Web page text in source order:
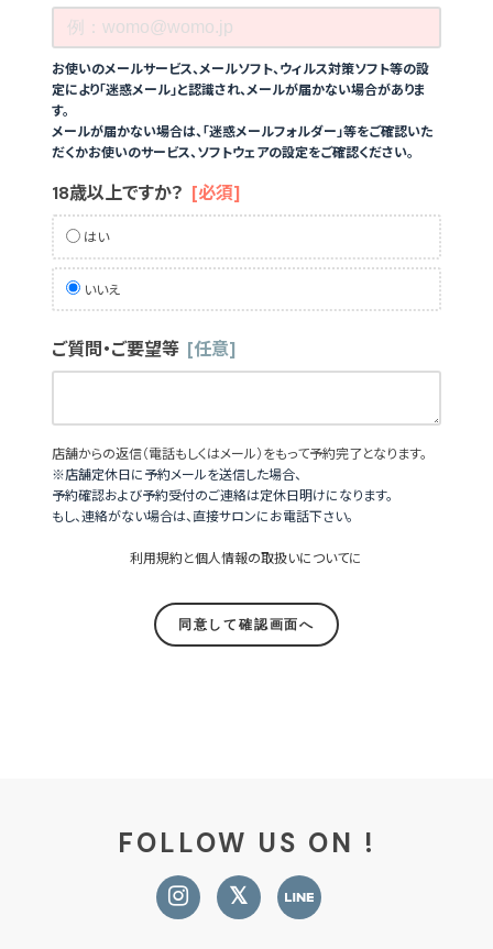
お使いのメールサービス、メールソフト、ウィルス対策ソフト等の設
定により「迷惑メール」と認識され、メールが届かない場合がありま
す。
メールが届かない場合は、「迷惑メールフォルダー」等をご確認いた
だくかお使いのサービス、ソフトウェアの設定をご確認ください。
18歳以上ですか？ [必須]
はい
いいえ
ご質問・ご要望等 [任意]
店舗からの返信（電話もしくはメール）をもって予約完了となります。
※店舗定休日に予約メールを送信した場合、
予約確認および予約受付のご連絡は定休日明けになります。
もし、連絡がない場合は、直接サロンにお電話下さい。
利用規約と個人情報の取扱いについてに
FOLLOW US ON !